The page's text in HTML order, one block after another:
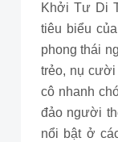
Khởi Tư Di
tiêu biểu
phong thái
trẻo, nụ cười
cô nhanh
đảo người
nổi bật ở